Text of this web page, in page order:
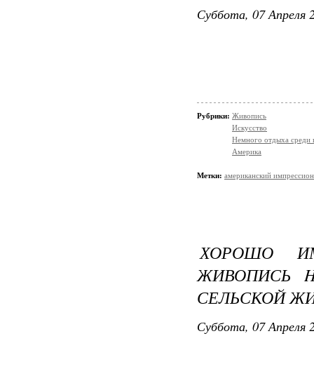
Суббота, 07 Апреля
Рубрики: Живопись
Искусство
Немного отдыха среди
Америка
Метки: американский
ХОРОШО
ЖИВОПИСЬ
СЕЛЬСКОЙ
Суббота, 07 Апреля